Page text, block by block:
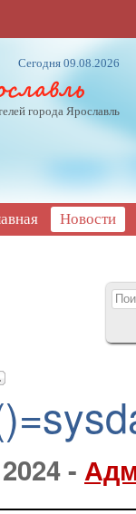
Сегодня 09.08.2026
города Ярославль
Новости
-